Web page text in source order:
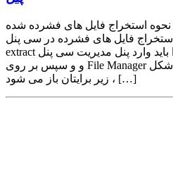
نحوه استخراج فایل های فشرده شده extract در سی پنل : برای
استخراج فایل های فشرده در سی پنل cPanel می توانید از ابزار
extract استفاده کنید. ابتدا باید وارد پنل مدیریت سی پنل cPanel شوید
و و سپس بر روی File Manager کلیک کنید. صفحه ای همانند شکل
زیر برایتان باز می شود ، […]